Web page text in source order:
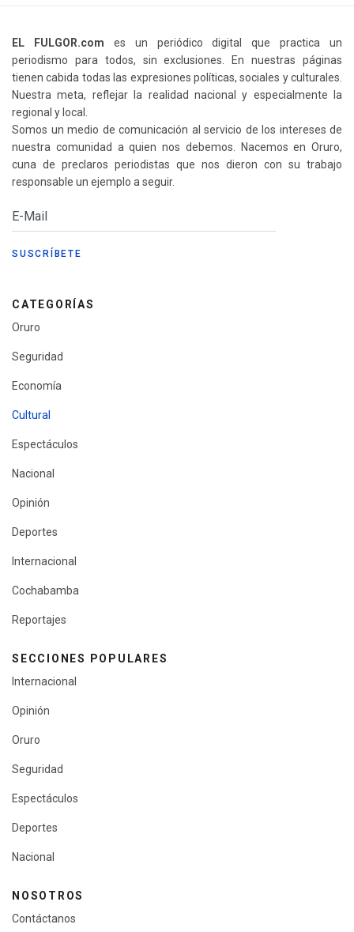
EL FULGOR.com es un periódico digital que practica un
periodismo para todos, sin exclusiones. En nuestras páginas
tienen cabida todas las expresiones políticas, sociales y culturales.
Nuestra meta, reflejar la realidad nacional y especialmente la
regional y local.
Somos un medio de comunicación al servicio de los intereses de
nuestra comunidad a quien nos debemos. Nacemos en Oruro,
cuna de preclaros periodistas que nos dieron con su trabajo
responsable un ejemplo a seguir.
CATEGORÍAS
Oruro
Seguridad
Economía
Cultural
Espectáculos
Nacional
Opinión
Deportes
Internacional
Cochabamba
Reportajes
SECCIONES POPULARES
Internacional
Opinión
Oruro
Seguridad
Espectáculos
Deportes
Nacional
NOSOTROS
Contáctanos